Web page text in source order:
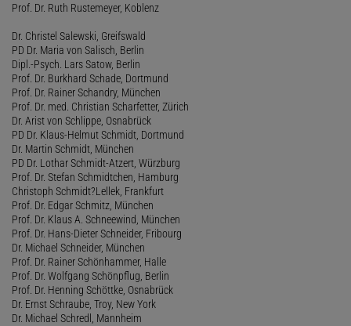
Prof. Dr. Ruth Rustemeyer, Koblenz
Dr. Christel Salewski, Greifswald
PD Dr. Maria von Salisch, Berlin
Dipl.-Psych. Lars Satow, Berlin
Prof. Dr. Burkhard Schade, Dortmund
Prof. Dr. Rainer Schandry, München
Prof. Dr. med. Christian Scharfetter, Zürich
Dr. Arist von Schlippe, Osnabrück
PD Dr. Klaus-Helmut Schmidt, Dortmund
Dr. Martin Schmidt, München
PD Dr. Lothar Schmidt-Atzert, Würzburg
Prof. Dr. Stefan Schmidtchen, Hamburg
Christoph Schmidt?Lellek, Frankfurt
Prof. Dr. Edgar Schmitz, München
Prof. Dr. Klaus A. Schneewind, München
Prof. Dr. Hans-Dieter Schneider, Fribourg
Dr. Michael Schneider, München
Prof. Dr. Rainer Schönhammer, Halle
Prof. Dr. Wolfgang Schönpflug, Berlin
Prof. Dr. Henning Schöttke, Osnabrück
Dr. Ernst Schraube, Troy, New York
Dr. Michael Schredl, Mannheim